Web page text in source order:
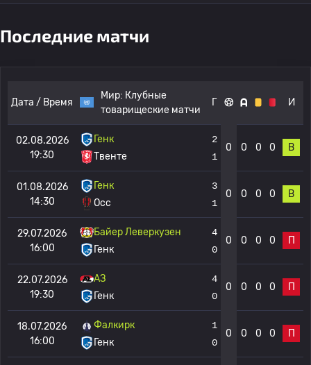
Последние матчи
Дата / Время
Мир: Клубные
товарищеские матчи
Г И
02.08.2026
19:30
Генк
Твенте
2
1
0 0 0 0 В
01.08.2026
14:30
Генк
Осс
3
1
0 0 0 0 В
29.07.2026
16:00
Байер Леверкузен
Генк
4
0
0 0 0 0 П
22.07.2026
19:30
АЗ
Генк
4
0
0 0 0 0 П
18.07.2026
16:00
Фалкирк
Генк
1
0
0 0 0 0 П